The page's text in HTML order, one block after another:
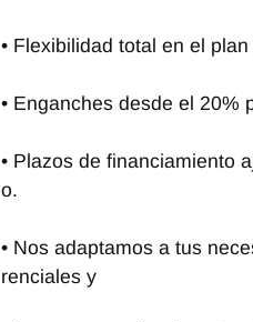
• Flexibilidad total en el
• Enganches desde el 20%
• Plazos de financiamiento
o.
• Nos adaptamos a tus
renciales y